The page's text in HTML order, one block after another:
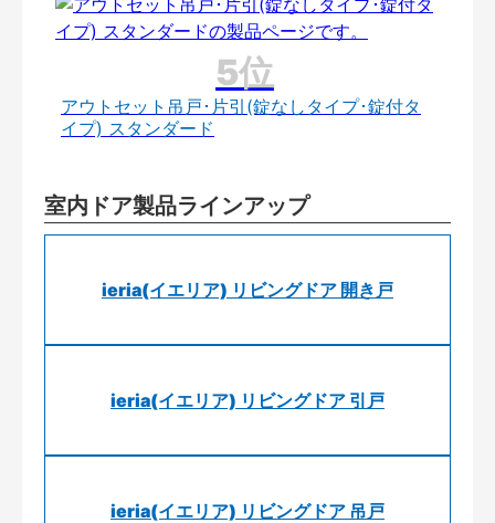
アウトセット吊戸･片引(錠なしタイプ･錠付タ
イプ) スタンダード
室内ドア製品ラインアップ
ieria(イエリア) リビングドア 開き戸
ieria(イエリア) リビングドア 引戸
ieria(イエリア) リビングドア 吊戸